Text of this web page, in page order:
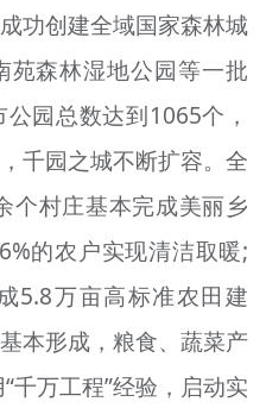
功创建全域国家森林城
苑森林湿地公园等一批
园总数达到1065个，
千园之城不断扩容。全
个村庄基本完成美丽乡
的农户实现清洁取暖;
5.8万亩高标准农田建
本形成，粮食、蔬菜产
千万工程”经验，启动实